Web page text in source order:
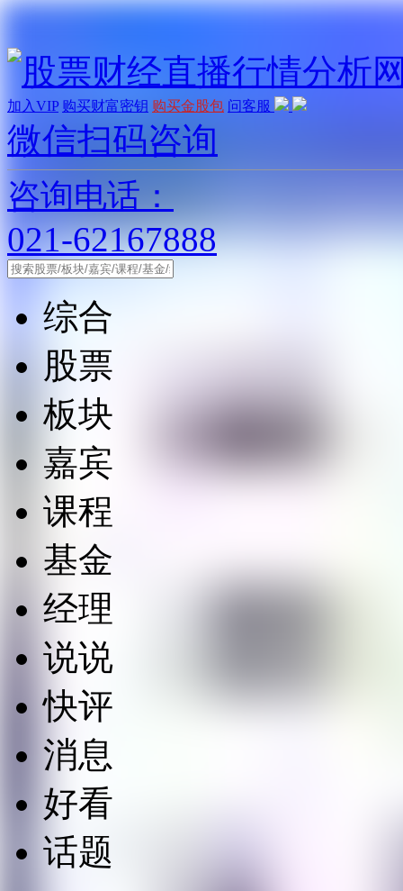
加入VIP 购买财富密钥 购买金股包 问客服
微信扫码咨询
咨询电话：
021-62167888
综合
股票
板块
嘉宾
课程
基金
经理
说说
快评
消息
好看
话题